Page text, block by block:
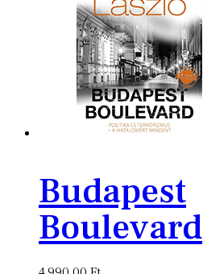
Budapest
Boulevard